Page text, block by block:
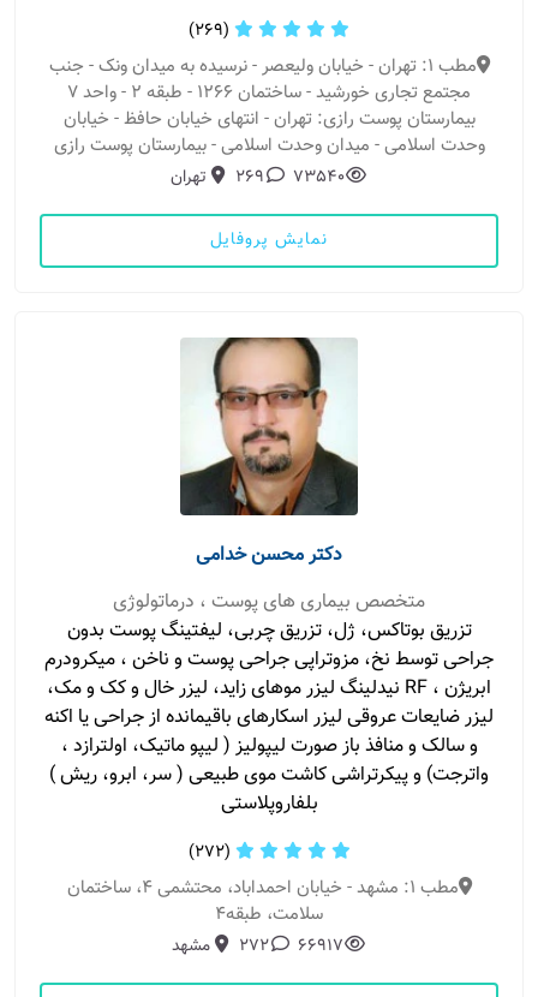
(269)
مطب 1: تهران - خیابان ولیعصر - نرسیده به میدان ونک - جنب
مجتمع تجاری خورشید - ساختمان ۱۲۶۶ - طبقه ۲ - واحد ۷
بیمارستان پوست رازی: تهران - انتهای خیابان حافظ - خیابان
وحدت اسلامی - میدان وحدت اسلامی - بیمارستان پوست رازی
73540
269 تهران
نمایش پروفایل
دکتر محسن خدامی
متخصص بیماری های پوست ، درماتولوژی
تزریق بوتاکس، ژل، تزریق چربی، لیفتینگ پوست بدون
جراحی توسط نخ، مزوتراپی جراحی پوست و ناخن ، میکرودرم
ابریژن ، RF نیدلینگ لیزر موهای زاید، لیزر خال و کک و مک،
لیزر ضایعات عروقی لیزر اسکارهای باقیمانده از جراحی یا اکنه
و سالک و منافذ باز صورت لیپولیز ( لیپو ماتیک، اولترازد ،
واترجت) و پیکرتراشی کاشت موی طبیعی ( سر، ابرو، ریش )
بلفاروپلاستی
(272)
مطب 1: مشهد - خیابان احمداباد، محتشمی ۴، ساختمان
سلامت، طبقه۴
66917
272 مشهد